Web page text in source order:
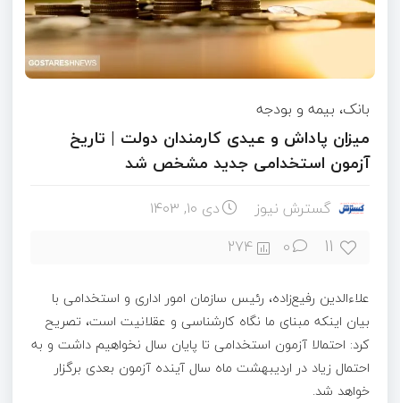
بانک، بیمه و بودجه
میزان پاداش و عیدی کارمندان دولت | تاریخ
آزمون استخدامی جدید مشخص شد
گسترش نیوز دی ۱۰, ۱۴۰۳
11
0
274
علاء‌الدین رفیع‌زاده،‌ رئیس سازمان امور اداری و استخدامی با
بیان اینکه مبنای ما نگاه کارشناسی و عقلانیت است، تصریح
کرد: احتمالا آزمون استخدامی تا پایان سال نخواهیم داشت و به
احتمال زیاد در اردیبهشت ماه سال آینده آزمون بعدی برگزار
خواهد شد.